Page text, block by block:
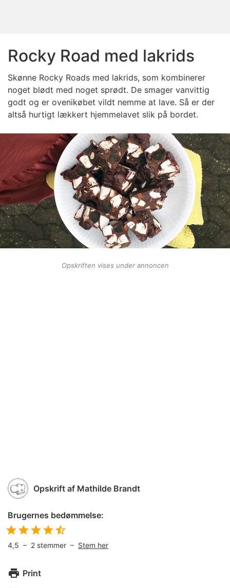
Rocky Road med lakrids
Skønne Rocky Roads med lakrids, som kombinerer
noget blødt med noget sprødt. De smager vanvittig
godt og er ovenikøbet vildt nemme at lave. Så er der
altså hurtigt lækkert hjemmelavet slik på bordet.
Opskriften vises under annoncen
Opskrift af Mathilde Brandt
Brugernes bedømmelse:
4,5 – 2 stemmer – Stem her
Print